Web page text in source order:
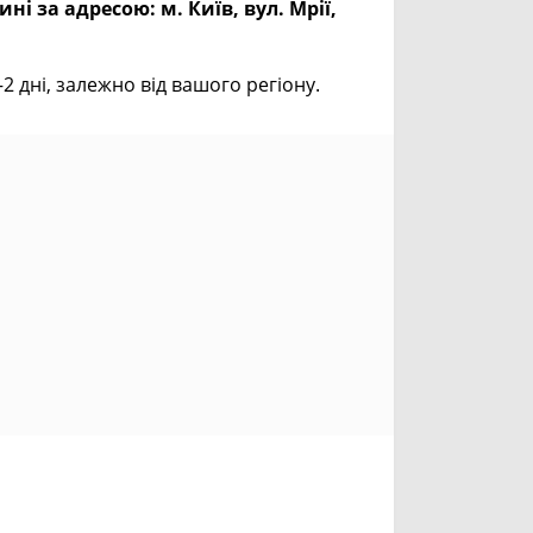
за адресою: м. Київ, вул. Мрії,
залежно від вашого регіону.